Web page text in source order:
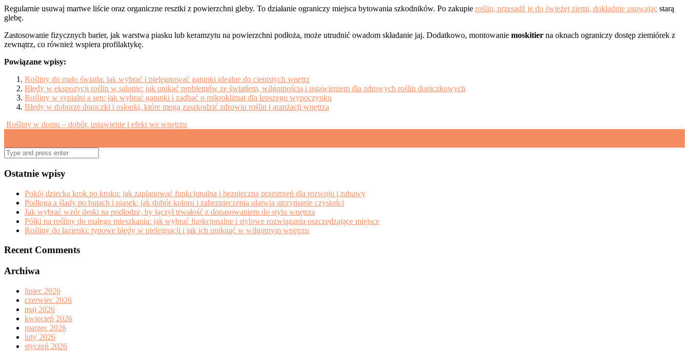
Regularnie usuwaj martwe liście oraz organiczne resztki z powierzchni gleby. To działanie ograniczy miejsca bytowania szkodników. Po zakupie roślin, przesadź je do świeżej ziemi, dokładnie usuwając starą
glebę.
Zastosowanie fizycznych barier, jak warstwa piasku lub keramzytu na powierzchni podłoża, może utrudnić owadom składanie jaj. Dodatkowo, montowanie moskitier na oknach ograniczy dostęp ziemiórek z
zewnątrz, co również wspiera profilaktykę.
Powiązane wpisy:
Rośliny do mało światła: jak wybrać i pielęgnować gatunki idealne do cienistych wnętrz
Błędy w ekspozycji roślin w salonie: jak unikać problemów ze światłem, wilgotnością i ustawieniem dla zdrowych roślin doniczkowych
Rośliny w sypialni a sen: jak wybrać gatunki i zadbać o mikroklimat dla lepszego wypoczynku
Błędy w doborze doniczki i osłonki, które mogą zaszkodzić zdrowiu roślin i aranżacji wnętrza
Rośliny w domu – dobór, ustawienie i efekt we wnętrzu
navigation
Search
for:
Ostatnie wpisy
Pokój dziecka krok po kroku: jak zaplanować funkcjonalną i bezpieczną przestrzeń dla rozwoju i zabawy
Podłoga a ślady po butach i piasek: jak dobór koloru i zabezpieczenia ułatwia utrzymanie czystości
Jak wybrać wzór deski na podłodze, by łączył trwałość z dopasowaniem do stylu wnętrza
Półki na rośliny do małego mieszkania: jak wybrać funkcjonalne i stylowe rozwiązania oszczędzające miejsce
Rośliny do łazienki: typowe błędy w pielęgnacji i jak ich uniknąć w wilgotnym wnętrzu
Recent Comments
Archiwa
lipiec 2026
czerwiec 2026
maj 2026
kwiecień 2026
marzec 2026
luty 2026
styczeń 2026